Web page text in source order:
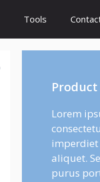
Tools
Lorem
imperdiet
aliquet.
purus